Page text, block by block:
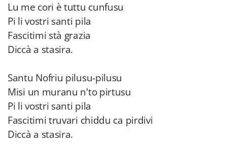
Lu me cori è tuttu cunfusu
Pi li vostri santi pila
Fascitimi stà grazia
Diccà a stasira.
Santu Nofriu pilusu-pilusu
Misi un muranu n'to pirtusu
Pi li vostri santi pila
Fascitimi truvari chiddu ca pirdivi
Diccà a stasira.